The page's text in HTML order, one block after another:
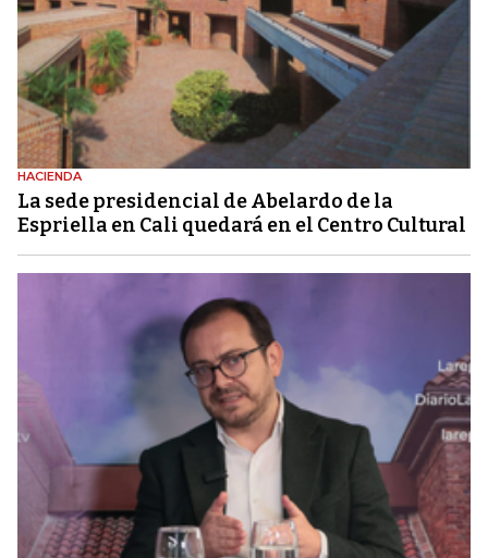
HACIENDA
La sede presidencial de Abelardo de la
Espriella en Cali quedará en el Centro Cultural